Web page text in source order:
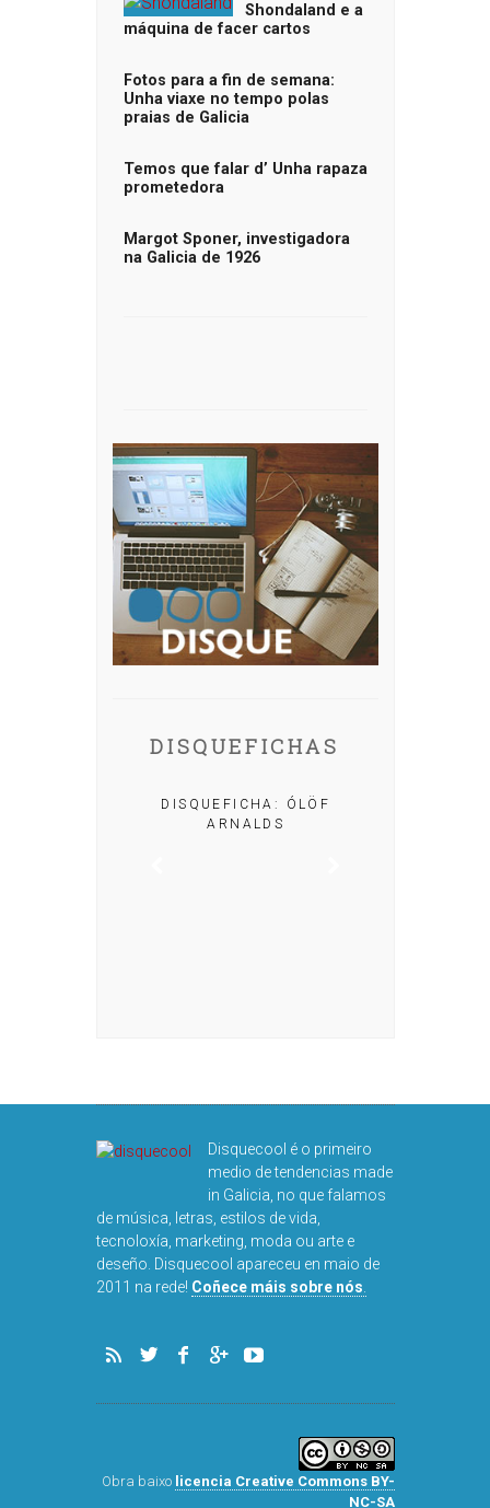
Shondaland e a
máquina de facer cartos
Fotos para a fin de semana:
Unha viaxe no tempo polas
praias de Galicia
Temos que falar d’ Unha rapaza
prometedora
Margot Sponer, investigadora
na Galicia de 1926
DISQUEFICHAS
DISQUEFICHA: ÓLÖF
ARNALDS
Disquecool é o primeiro
medio de tendencias made
tecnoloxía, marketing, moda ou arte e